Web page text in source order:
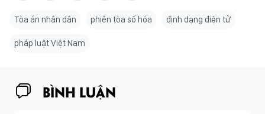
Tòa án nhân dân phiên tòa số hóa định dạng điện tử
pháp luật Việt Nam
BÌNH LUẬN